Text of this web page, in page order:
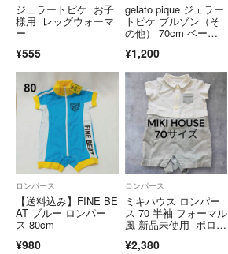
ジェラートピケ お子
様用 レッグウォーマ
ー
¥555
gelato pique ジェラー
トピケ ブルゾン（そ
の他） 70cm ベージ
【送料無料】
¥1,200
ロンパース
【送料込み】FINE BE
AT ブルー ロンパー
ス 80cm
¥980
ロンパース
ミキハウス ロンパー
ス 70 半袖 フォーマル
風 新品未使用 ポロシ
¥2,380